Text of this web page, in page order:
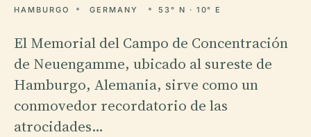
HAMBURGO GERMANY 53° N · 10° E
El Memorial del Campo de Concentración
de Neuengamme, ubicado al sureste de
Hamburgo, Alemania, sirve como un
conmovedor recordatorio de las
atrocidades…